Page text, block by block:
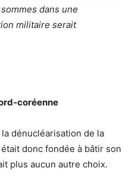
dans une
militaire serait
coréenne
dénucléarisation de la
donc fondée à bâtir son
plus aucun autre choix.